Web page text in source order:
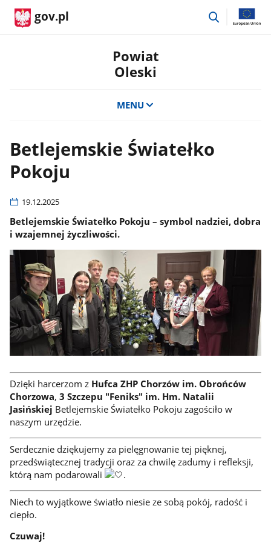
gov.pl
przejdź
Powiat
Oleski
MENU
Betlejemskie Światełko
Pokoju
19.12.2025
Betlejemskie Światełko Pokoju – symbol nadziei, dobra
i wzajemnej życzliwości.
Dzięki harcerzom z Hufca ZHP Chorzów im. Obrońców
Chorzowa, 3 Szczepu "Feniks" im. Hm. Natalii
Jasińskiej Betlejemskie Światełko Pokoju zagościło w
naszym urzędzie.
Serdecznie dziękujemy za pielęgnowanie tej pięknej,
przedświątecznej tradycji oraz za chwilę zadumy i refleksji,
którą nam podarowali
.
Niech to wyjątkowe światło niesie ze sobą pokój, radość i
ciepło.
Czuwaj!